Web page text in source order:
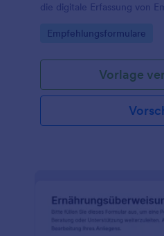
die digitale Erfassung von
zur Beratung eingeladen
Go to Category:
Empfehlungsformulare
Vorlage